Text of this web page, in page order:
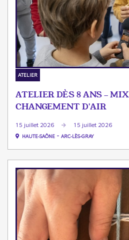
ATELIER
ATELIER DÈS 8 ANS -
CHANGEMENT D'AIR
15 juillet 2026 15 juillet 2026
HAUTE-SAÔNE - ARC-LÈS-GRAY